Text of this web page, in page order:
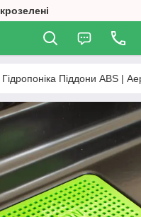
Гідропоніка Піддони ABS |